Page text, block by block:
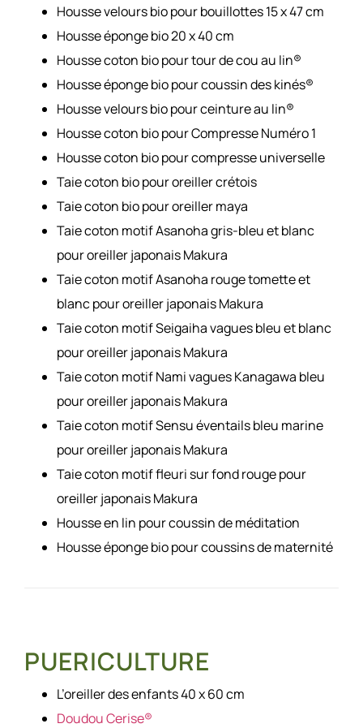
Housse velours bio pour bouillottes 15 x 47 cm
Housse éponge bio 20 x 40 cm
Housse coton bio pour tour de cou au lin®
Housse éponge bio pour coussin des kinés®
Housse velours bio pour ceinture au lin®
Housse coton bio pour Compresse Numéro 1
Housse coton bio pour compresse universelle
Taie coton bio pour oreiller crétois
Taie coton bio pour oreiller maya
Taie coton motif Asanoha gris-bleu et blanc
pour oreiller japonais Makura
Taie coton motif Asanoha rouge tomette et
blanc pour oreiller japonais Makura
Taie coton motif Seigaiha vagues bleu et blanc
pour oreiller japonais Makura
Taie coton motif Nami vagues Kanagawa bleu
pour oreiller japonais Makura
Taie coton motif Sensu éventails bleu marine
pour oreiller japonais Makura
Taie coton motif fleuri sur fond rouge pour
oreiller japonais Makura
Housse en lin pour coussin de méditation
Housse éponge bio pour coussins de maternité
PUERICULTURE
L’oreiller des enfants 40 x 60 cm
Doudou Cerise®